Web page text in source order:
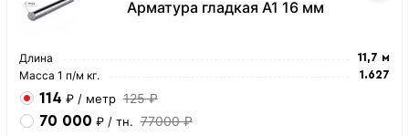
Арматура гладкая А1 16 мм
Длина 11,7 м
Масса 1 п/м кг. 1.627
114 ₽ / метр 125 ₽
70 000 ₽ / тн. 77000 ₽